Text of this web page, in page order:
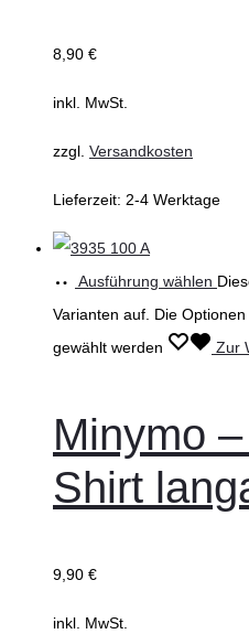
8,90 €
inkl. MwSt.
zzgl. Versandkosten
Lieferzeit: 2-4 Werktage
Ausführung wählen
Varianten auf. Die
gewählt werden
Zur
Minymo
Shirt
9,90 €
inkl. MwSt.